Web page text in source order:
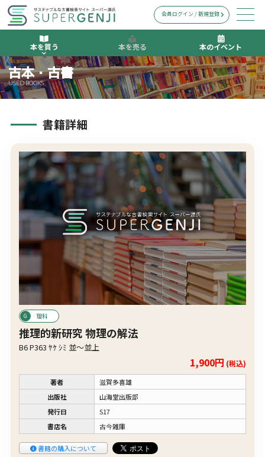
本を買う 本を売る 本のイベント
会員ログイン / 新規登録
古本・古書
USED BOOKS
書籍詳細
理科
推理的新研究 物理の解法
B6 P363 ﾔｹ ｼﾐ 並〜並上
1,900円 (税込)
著者
滋賀多喜雄
出版社
山海堂出版部
発行日
S17
書店名
古今雑庫
書籍の購入について